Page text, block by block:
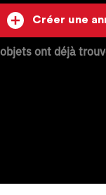
Créer une
ont déjà